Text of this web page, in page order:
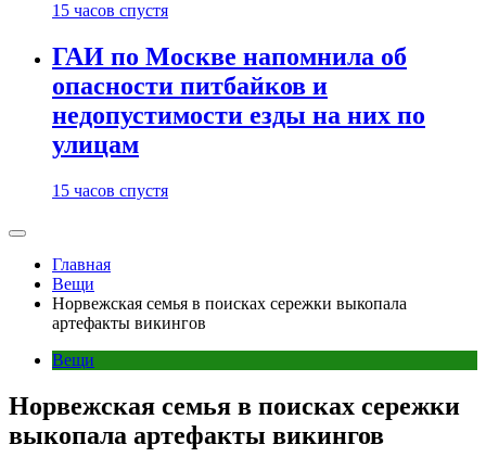
15 часов спустя
ГАИ по Москве напомнила об
опасности питбайков и
недопустимости езды на них по
улицам
15 часов спустя
Главная
Вещи
Норвежская семья в поисках сережки выкопала
артефакты викингов
Вещи
Норвежская семья в поисках сережки
выкопала артефакты викингов